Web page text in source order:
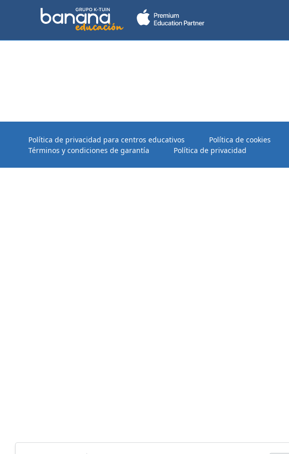
Política de privacidad para centros educativos Política de cookies
Términos y condiciones de garantía
Política de privacidad